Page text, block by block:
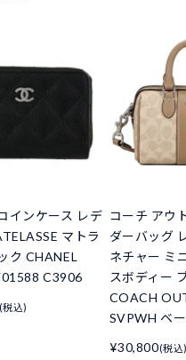
インケース レデ
マトラ
ク CHANEL
C3906
(税込)
コーチ アウ
ダーバッグ
ネチャー ミ
スボディー
COACH
SVPWH ベ
¥30,800(税込)